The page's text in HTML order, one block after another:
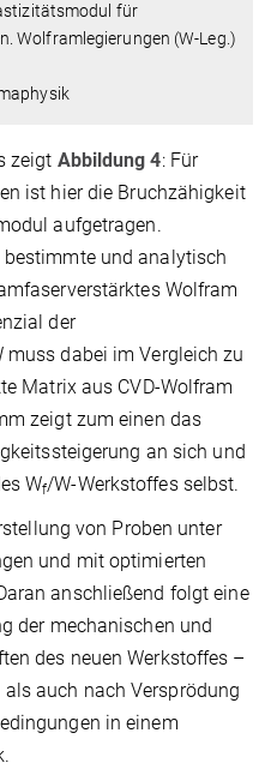
für
Wolframlegierungen (W-Leg.)
zeigt Abbildung 4: Für
ist hier die Bruchzähigkeit
aufgetragen.
und analytisch
Wolfram
der
muss dabei im Vergleich zu
Matrix aus CVD-Wolfram
zeigt zum einen das
an sich und
Wf/W-Werkstoffes selbst.
von Proben unter
und mit optimierten
anschließend folgt eine
der mechanischen und
des neuen Werkstoffes –
auch nach Versprödung
in einem